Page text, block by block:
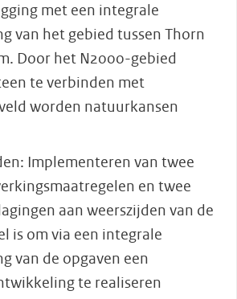
met een integrale
van het gebied tussen Thorn
Door het N2000-gebied
te verbinden met
worden natuurkansen
Implementeren van twee
en twee
aan weerszijden van de
is om via een integrale
van de opgaven een
te realiseren